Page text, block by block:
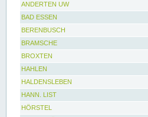
ANDERTEN UW
BAD ESSEN
BERENBUSCH
BRAMSCHE
BROXTEN
HAHLEN
HALDENSLEBEN
HANN. LIST
HÖRSTEL